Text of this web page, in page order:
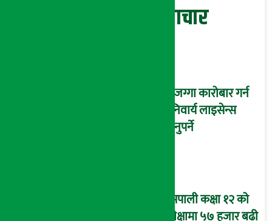
सम्बन्धित समाचार
घरजग्गा कारोबार गर्न
अनिवार्य लाइसेन्स
लिनुपर्ने
यसपाली कक्षा १२ को
परीक्षामा ५७ हजार बढी